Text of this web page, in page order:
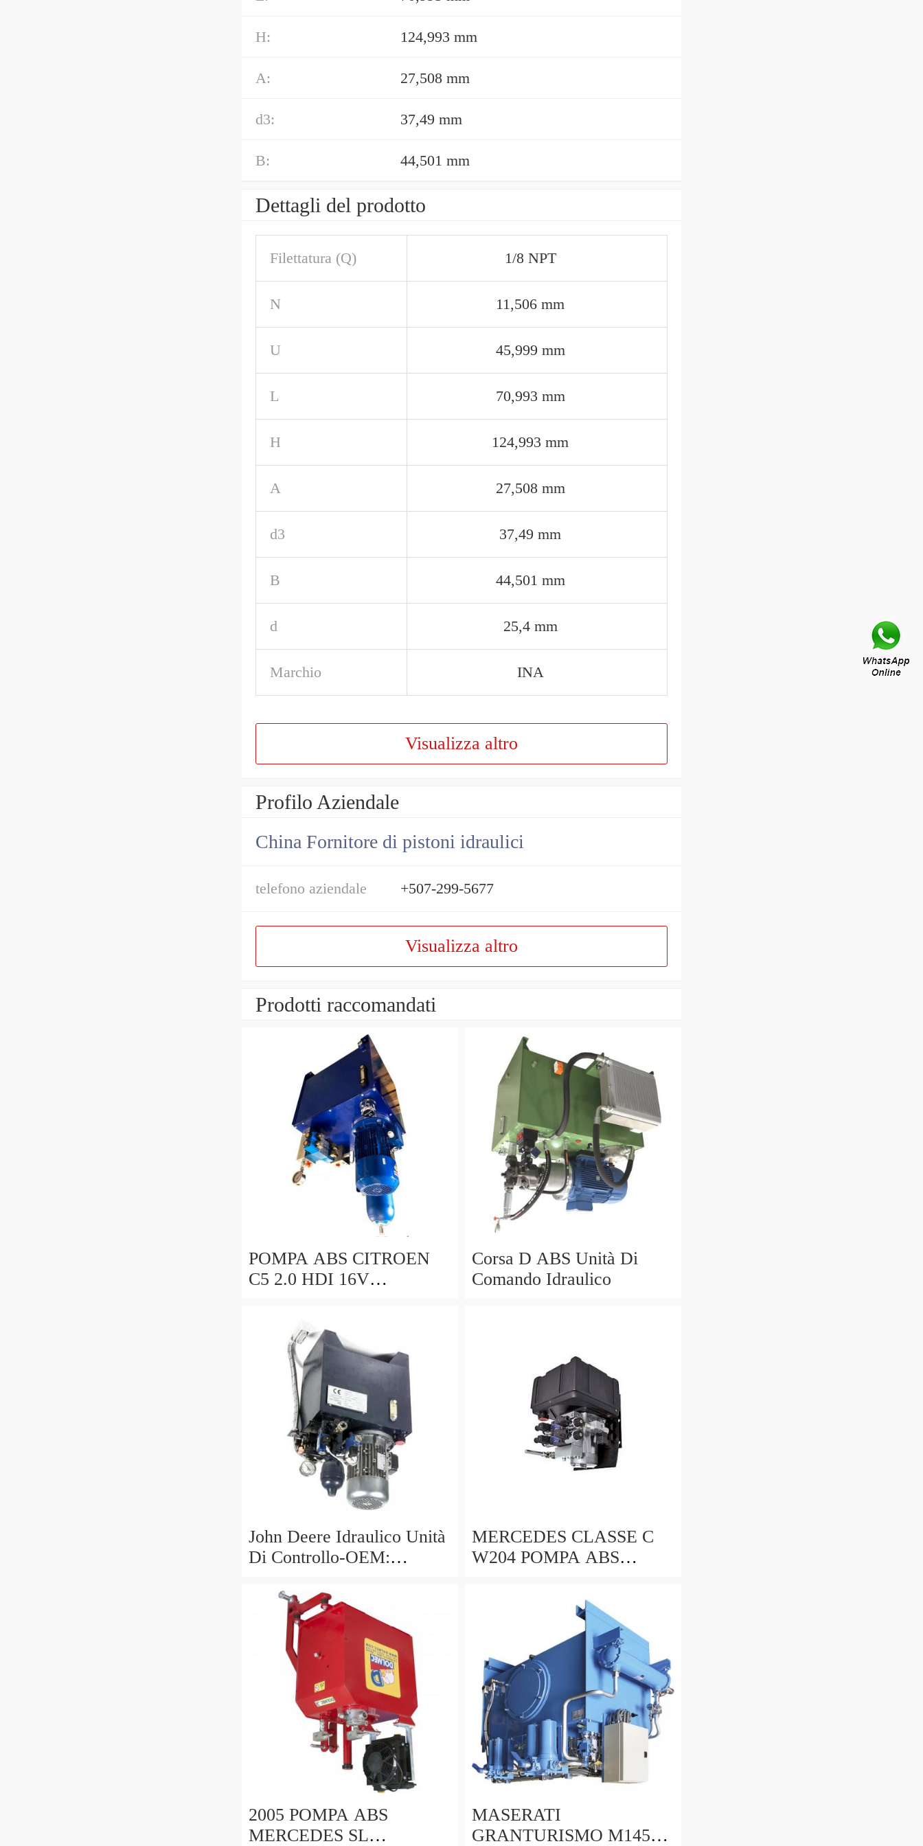
H: 124,993 mm
A: 27,508 mm
d3: 37,49 mm
B: 44,501 mm
Dettagli del prodotto
Filettatura (Q) 1/8 NPT
N 11,506 mm
U 45,999 mm
L 70,993 mm
H 124,993 mm
A 27,508 mm
d3 37,49 mm
B 44,501 mm
d 25,4 mm
Marchio INA
Visualizza altro
Profilo Aziendale
China Fornitore di pistoni idraulici
telefono aziendale +507-299-5677
Visualizza altro
Prodotti raccomandati
POMPA ABS CITROEN
C5 2.0 HDI 16V
Corsa D ABS Unità Di
Comando Idraulico
John Deere Idraulico Unità
Di Controllo-OEM:
AL26987, AT29022
MERCEDES CLASSE C
W204 POMPA ABS
A2044313912 10.0212-
0321.4 DE ESP
2005 POMPA ABS
MERCEDES SL
MASERATI
GRANTURISMO M145